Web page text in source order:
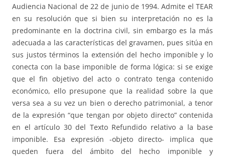
Audiencia Nacional de 22 de junio de 1994. Admite el TEAR
en su resolución que si bien su interpretación no es la
predominante en la doctrina civil, sin embargo es la más
adecuada a las características del gravamen, pues sitúa en
sus justos términos la extensión del hecho imponible y lo
conecta con la base imponible de forma lógica: si se exige
que el fin objetivo del acto o contrato tenga contenido
económico, ello presupone que la realidad sobre la que
versa sea a su vez un bien o derecho patrimonial, a tenor
de la expresión “que tengan por objeto directo” contenida
en el artículo 30 del Texto Refundido relativo a la base
imponible. Esa expresión -objeto directo- implica que
queden fuera del ámbito del hecho imponible y